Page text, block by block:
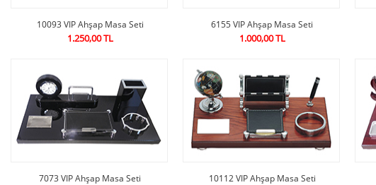
10093 VIP Ahşap Masa Seti
1.250,00 TL
6155 VIP Ahşap Masa Seti
1.000,00 TL
7073 VIP Ahşap Masa Seti 10112 VIP Ahşap Masa Seti